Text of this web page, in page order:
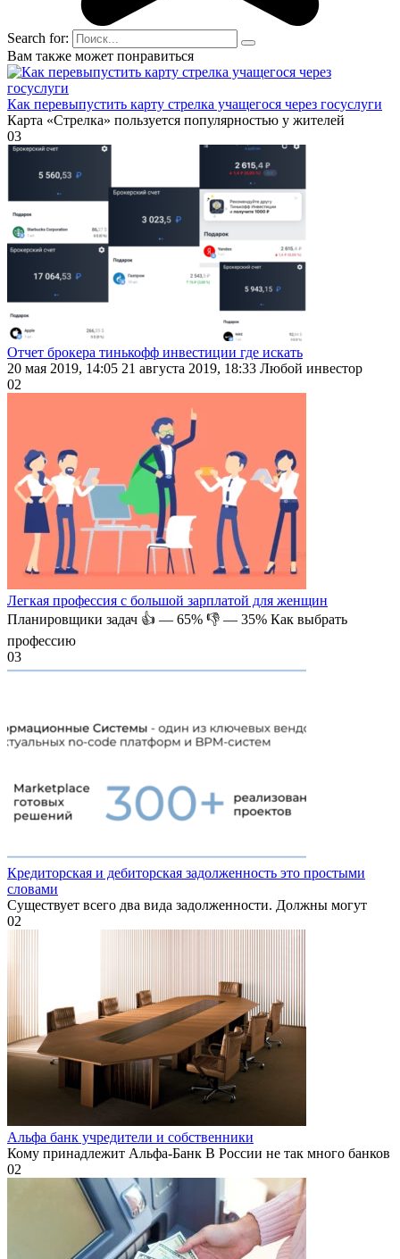
Search for:
Вам также может понравиться
Как перевыпустить карту стрелка учащегося через госуслуги
Карта «Стрелка» пользуется популярностью у жителей
03
Отчет брокера тинькофф инвестиции где искать
20 мая 2019, 14:05 21 августа 2019, 18:33 Любой инвестор
02
Легкая профессия с большой зарплатой для женщин
Планировщики задач 👍 — 65% 👎 — 35% Как выбрать
профессию
03
Кредиторская и дебиторская задолженность это простыми
словами
Существует всего два вида задолженности. Должны могут
02
Альфа банк учредители и собственники
Кому принадлежит Альфа-Банк В России не так много банков
02